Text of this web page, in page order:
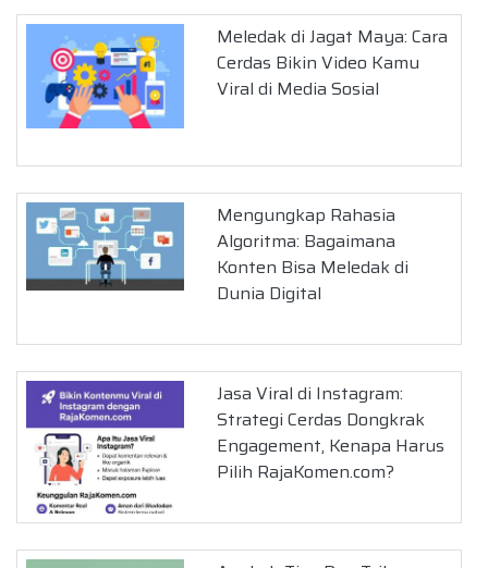
Meledak di Jagat Maya: Cara
Cerdas Bikin Video Kamu
Viral di Media Sosial
Mengungkap Rahasia
Algoritma: Bagaimana
Konten Bisa Meledak di
Dunia Digital
Jasa Viral di Instagram:
Strategi Cerdas Dongkrak
Engagement, Kenapa Harus
Pilih RajaKomen.com?